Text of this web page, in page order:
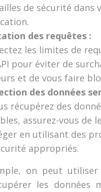
de sécurité dans
des requêtes :
les limites de
pour éviter de
et de vous faire
des données
récupérez des
assurez-vous de
en utilisant des
appropriés.
on peut utiliser
les données